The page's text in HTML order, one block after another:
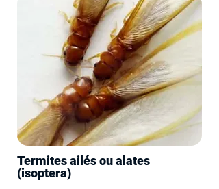
Termites ailés ou alates
(isoptera)